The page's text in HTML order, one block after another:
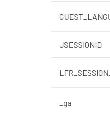
JSESSIONID
_ga